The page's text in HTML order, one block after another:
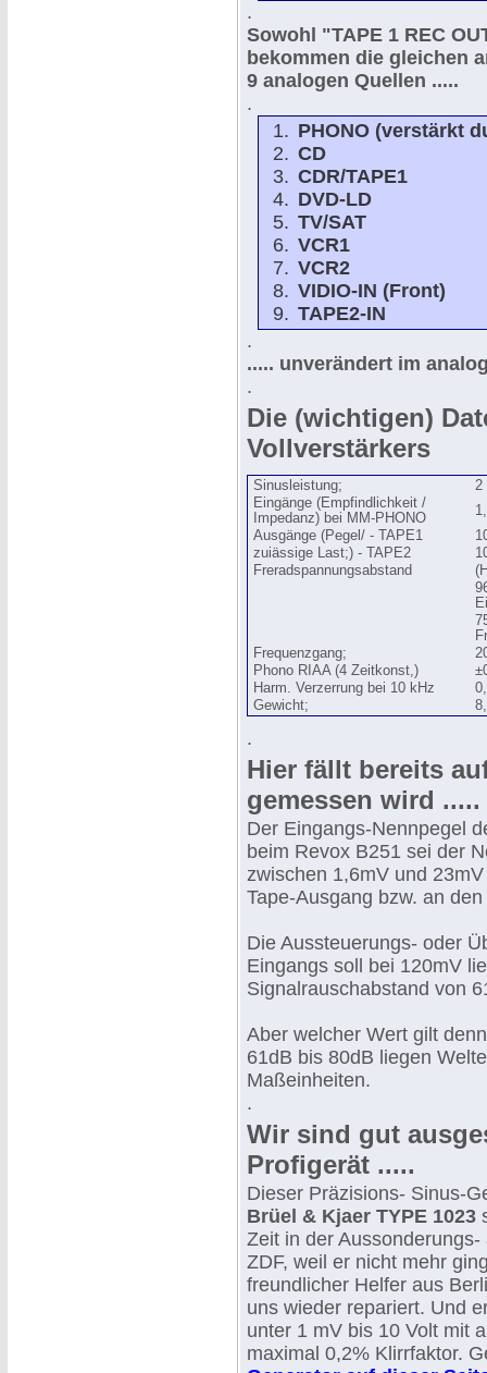
.
Sowohl "TAPE 1 REC
bekommen die gleichen
9 analogen Quellen .....
.
PHONO (verstärkt
CD
CDR/TAPE1
DVD-LD
TV/SAT
VCR1
VCR2
VIDIO-IN (Front)
TAPE2-IN
.
..... unverändert im
.
Die (wichtigen)
Vollverstärkers
Sinusleistung;
2
Eingänge (Empfindlichkeit /
Impedanz) bei MM-PHONO
Ausgänge (Pegel/ - TAPE1
zuiässige Last;) - TAPE2
Freradspannungsabstand
Frequenzgang;
Phono RIAA (4 Zeitkonst,)
Harm. Verzerrung bei 10 kHz
Gewicht;
.
Hier fällt bereits
gemessen wird .....
Der Eingangs-Nennpegel
beim Revox B251 sei der
zwischen 1,6mV und
Tape-Ausgang bzw. an
Die Aussteuerungs- oder
Eingangs soll bei 120mV
Signalrauschabstand von
Aber welcher Wert gilt
61dB bis 80dB liegen
Maßeinheiten.
.
Wir sind gut
Profigerät .....
Dieser Präzisions- Sinus-
Brüel & Kjaer TYPE 1023
Zeit in der
ZDF, weil er nicht mehr
freundlicher Helfer aus
uns wieder repariert. Und
unter 1 mV bis 10 Volt mit
maximal 0,2% Klirrfaktor.